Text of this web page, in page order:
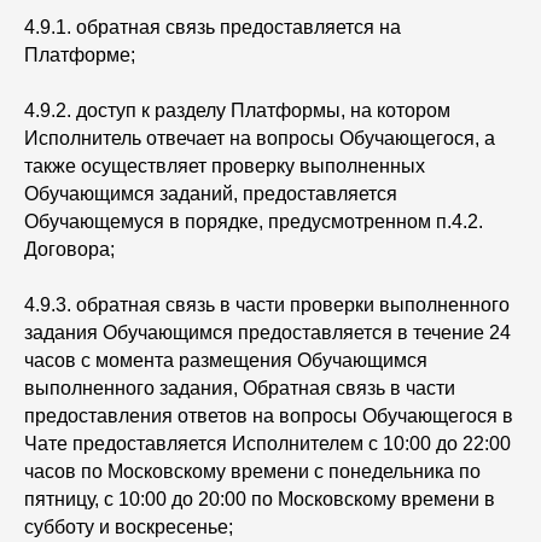
4.9.1. обратная связь предоставляется на
Платформе;
4.9.2. доступ к разделу Платформы, на котором
Исполнитель отвечает на вопросы Обучающегося, а
также осуществляет проверку выполненных
Обучающимся заданий, предоставляется
Обучающемуся в порядке, предусмотренном п.4.2.
Договора;
4.9.3. обратная связь в части проверки выполненного
задания Обучающимся предоставляется в течение 24
часов с момента размещения Обучающимся
выполненного задания, Обратная связь в части
предоставления ответов на вопросы Обучающегося в
Чате предоставляется Исполнителем с 10:00 до 22:00
часов по Московскому времени с понедельника по
пятницу, с 10:00 до 20:00 по Московскому времени в
субботу и воскресенье;